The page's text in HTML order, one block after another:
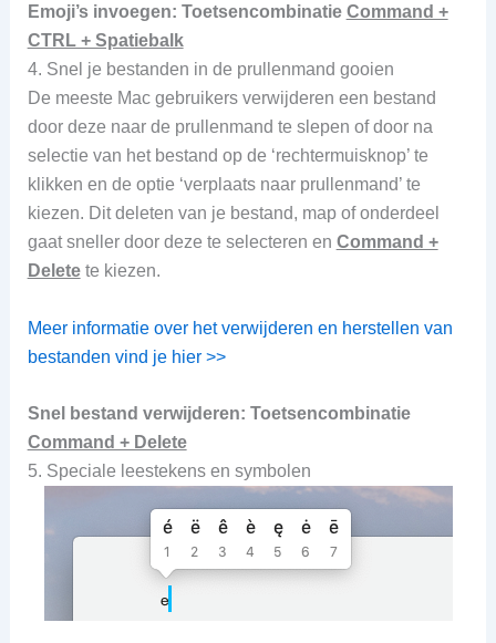
Emoji’s invoegen: Toetsencombinatie Command +
CTRL + Spatiebalk
4. Snel je bestanden in de prullenmand gooien
De meeste Mac gebruikers verwijderen een bestand
door deze naar de prullenmand te slepen of door na
selectie van het bestand op de ‘rechtermuisknop’ te
klikken en de optie ‘verplaats naar prullenmand’ te
kiezen. Dit deleten van je bestand, map of onderdeel
gaat sneller door deze te selecteren en Command +
Deletete kiezen.
Meer informatie over het verwijderen en herstellen van
bestanden vind je hier >>
Snel bestand verwijderen: Toetsencombinatie
Command + Delete
5. Speciale leestekens en symbolen